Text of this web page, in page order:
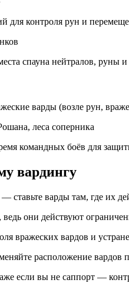
для контроля рун и
спауна нейтралов, руны и
варды (возле рун,
леса соперника
командных боёв для
вардингу
ставьте варды там, где их
они действуют
вражеских вардов и
расположение вардов
если вы не саппорт —